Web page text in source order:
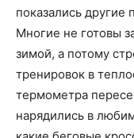
показались
Многие не готовы
зимой, а потому
тренировок в
термометра
нарядились в